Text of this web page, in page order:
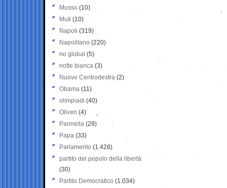
Musso (10)
Muti (10)
Napoli (319)
Napolitano (220)
no global (5)
notte bianca (3)
Nuovo Centrodestra (2)
Obama (11)
olimpiadi (40)
Oliveri (4)
Pannella (29)
Papa (33)
Parlamento (1.428)
partito del popolo della libertà
(30)
Partito Democratico (1.034)